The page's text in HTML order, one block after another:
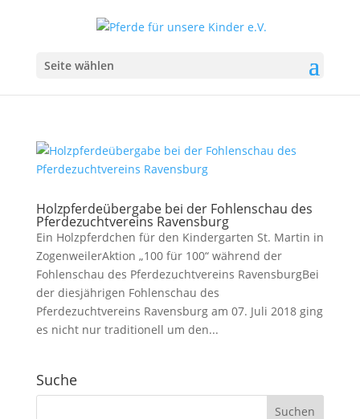
Seite wählen
Holzpferdeübergabe bei der Fohlenschau des
Pferdezuchtvereins Ravensburg
Ein Holzpferdchen für den Kindergarten St. Martin in
ZogenweilerAktion „100 für 100“ während der
Fohlenschau des Pferdezuchtvereins RavensburgBei
der diesjährigen Fohlenschau des
Pferdezuchtvereins Ravensburg am 07. Juli 2018 ging
es nicht nur traditionell um den...
Suche